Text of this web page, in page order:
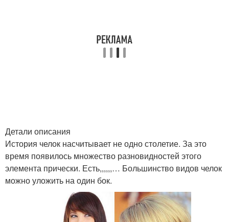
Детали описания
История челок насчитывает не одно столетие. За это
время появилось множество разновидностей этого
элемента прически. Есть,,,,,,… Большинство видов челок
можно уложить на один бок.